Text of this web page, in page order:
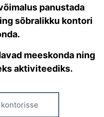
panustada
sõbralikku kontori
meeskonda ning
aktiviteediks.